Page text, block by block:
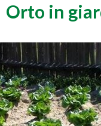
Orto in